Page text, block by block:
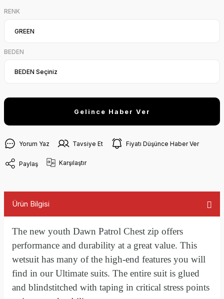
RENK
BEDEN
Gelince Haber Ver
Yorum Yaz Tavsiye Et Fiyatı Düşünce Haber Ver
Paylaş Karşılaştır
Ürün Bilgisi
The new youth Dawn Patrol Chest zip offers
performance and durability at a great value. This
wetsuit has many of the high-end features you will
find in our Ultimate suits. The entire suit is glued
and blindstitched with taping in critical stress points